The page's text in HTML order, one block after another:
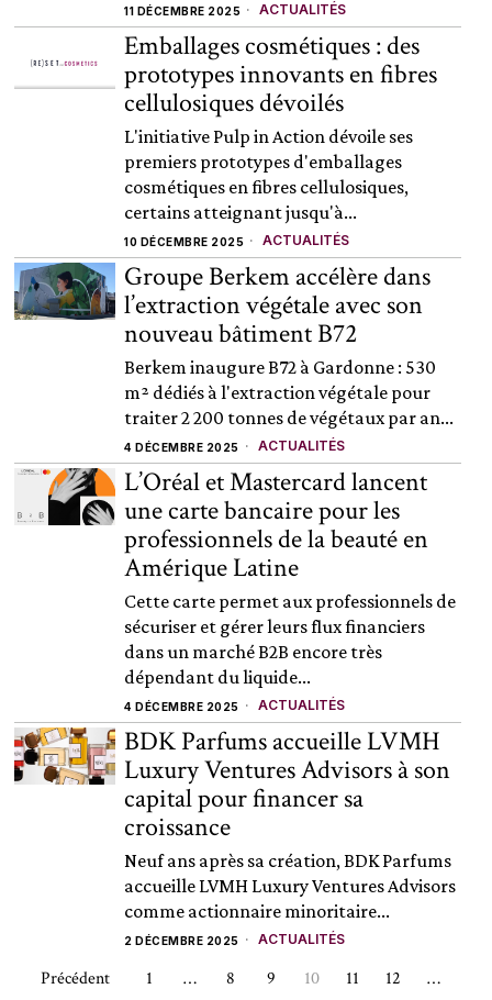
11 DÉCEMBRE 2025 ACTUALITÉS
Emballages cosmétiques : des
prototypes innovants en fibres
cellulosiques dévoilés
L'initiative Pulp in Action dévoile ses
premiers prototypes d'emballages
cosmétiques en fibres cellulosiques,
certains atteignant jusqu'à...
10 DÉCEMBRE 2025 ACTUALITÉS
Groupe Berkem accélère dans
l’extraction végétale avec son
nouveau bâtiment B72
Berkem inaugure B72 à Gardonne : 530
m² dédiés à l'extraction végétale pour
traiter 2 200 tonnes de végétaux par an...
4 DÉCEMBRE 2025 ACTUALITÉS
L’Oréal et Mastercard lancent
une carte bancaire pour les
professionnels de la beauté en
Amérique Latine
Cette carte permet aux professionnels de
sécuriser et gérer leurs flux financiers
dans un marché B2B encore très
dépendant du liquide...
4 DÉCEMBRE 2025 ACTUALITÉS
BDK Parfums accueille LVMH
Luxury Ventures Advisors à son
capital pour financer sa
croissance
Neuf ans après sa création, BDK Parfums
accueille LVMH Luxury Ventures Advisors
comme actionnaire minoritaire...
2 DÉCEMBRE 2025 ACTUALITÉS
Précédent 1 … 8 9 10 11 12
…